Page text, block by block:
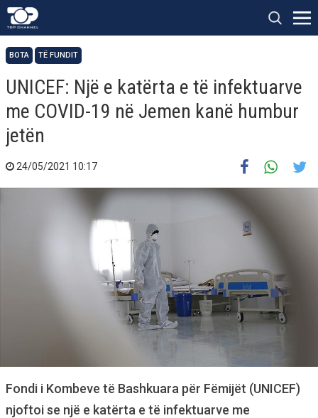
BOTA TË FUNDIT
UNICEF: Një e katërta e të infektuarve
me COVID-19 në Jemen kanë humbur
jetën
24/05/2021 10:17
Fondi i Kombeve të Bashkuara për Fëmijët (UNICEF)
njoftoi se një e katërta e të infektuarve me